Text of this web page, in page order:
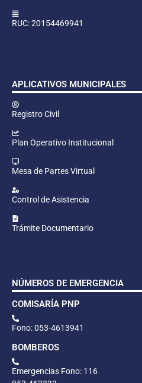
RUC: 20154469941
APLICATIVOS MUNICIPALES
Registro Civil
Plan Operativo Institucional
Mesa de Partes Virtual
Control de Asistencia
Trámite Documentario
NÚMEROS DE EMERGENCIA
COMISARÍA PNP
Fono: 053-4613941
BOMBEROS
Emergencias Fono: 116